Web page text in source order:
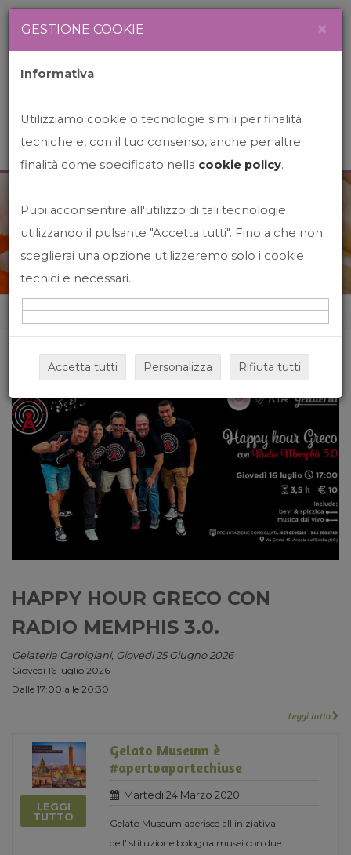
News&Events
Home News&events
HAPPY HOUR GRECO CON
RADIO MEMPHIS 3.0.
Gelateria Carpigiani, Giovedi 25 Giugno 2026
Giovedì 16 luglio 2026
Dalle 17:00 alle 20:30
Leggi tutto
LEGGI
TUTTO
Gelato Museum è
#apertoaportechiuse
Martedi 24 Marzo 2020
Gelato Museum aderisce all'iniziativa
dell'istituzione bologna musei con due
GESTIONE COOKIE ×
Informativa
Utilizziamo cookie o tecnologie simili per finalità
tecniche e, con il tuo consenso, anche per altre
finalità come specificato nella cookie policy.
Puoi acconsentire all'utilizzo di tali tecnologie
utilizzando il pulsante "Accetta tutti". Fino a che non
sceglierai una opzione utilizzeremo solo i cookie
tecnici e necessari.
Accetta tutti Personalizza Rifiuta tutti